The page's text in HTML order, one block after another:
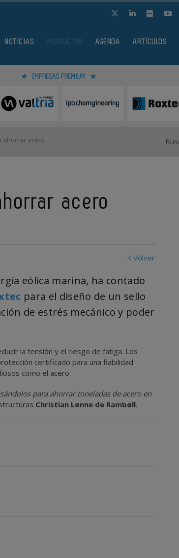
NOTICIAS PRODUCTOS AGENDA ARTÍCULOS
EMPRESAS PREMIUM
ahorrar acero
acero
< Volver
eólica marina, ha contado
para el diseño de un sello
de estrés mecánico y poder
la tensión y el riesgo de fatiga. Los
certificado para una fiabilidad
como el acero.
para ahorrar toneladas de acero en
Christian Lønne de Rambøll.